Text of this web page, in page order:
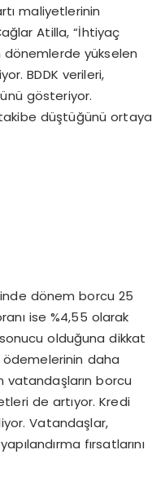
maliyetlerinin
Atilla, “İhtiyaç
dönemlerde yükselen
BDDK verileri,
gösteriyor.
takibe düştüğünü ortaya
dönem borcu 25
ise %4,55 olarak
olduğuna dikkat
ödemelerinin daha
vatandaşların borcu
de artıyor. Kredi
Vatandaşlar,
fırsatlarını